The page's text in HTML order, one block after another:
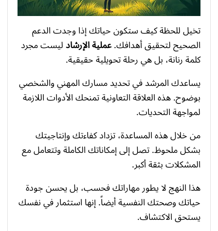
تخيل للحظة كيف ستكون حياتك إذا وجدت الدعم
الصحيح لتحقيق أهدافك.عملية الإرشادليست مجرد
كلمة رنانة، بل هي رحلة تحويلية حقيقية.
يساعدك المرشد في تحديد مسارك المهني والشخصي
بوضوح. هذه العلاقة التعاونية تمنحك الأدوات اللازمة
لمواجهة التحديات.
من خلال هذه المساعدة، تزداد كفاءتك وإنتاجيتك
بشكل ملحوظ. تصل إلى إمكاناتك الكاملة وتتعامل مع
المشكلات بثقة أكبر.
هذا النهج لا يطور مهاراتك فحسب، بل يحسن جودة
حياتك وصحتك النفسية أيضاً. إنها استثمار في نفسك
يستحق الاكتشاف.